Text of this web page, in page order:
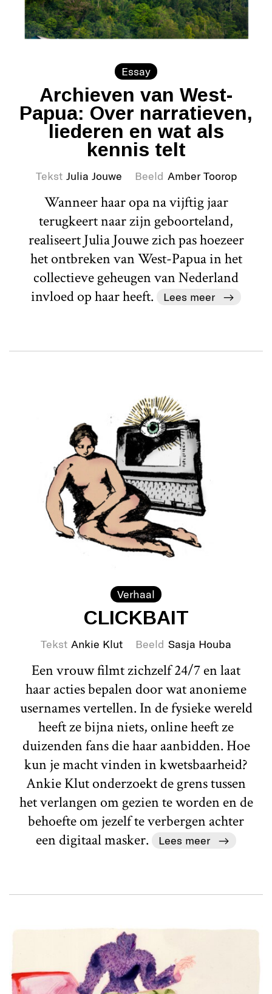
Essay
Archieven van West-
Papua: Over narratieven,
liederen en wat als
kennis telt
Tekst Julia Jouwe Beeld Amber Toorop
Wanneer haar opa na vijftig jaar
terugkeert naar zijn geboorteland,
realiseert Julia Jouwe zich pas hoezeer
het ontbreken van West-Papua in het
collectieve geheugen van Nederland
invloed op haar heeft.
Lees meer
Verhaal
CLICKBAIT
Tekst Ankie Klut Beeld Sasja Houba
Een vrouw filmt zichzelf 24/7 en laat
haar acties bepalen door wat anonieme
usernames vertellen. In de fysieke wereld
heeft ze bijna niets, online heeft ze
duizenden fans die haar aanbidden. Hoe
kun je macht vinden in kwetsbaarheid?
Ankie Klut onderzoekt de grens tussen
het verlangen om gezien te worden en de
behoefte om jezelf te verbergen achter
een digitaal masker.
Lees meer